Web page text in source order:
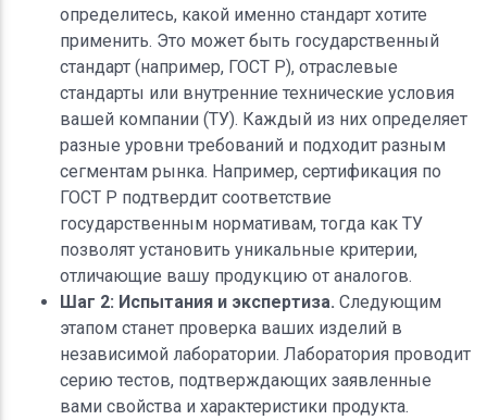
определитесь, какой именно стандарт хотите
применить. Это может быть государственный
стандарт (например, ГОСТ Р), отраслевые
стандарты или внутренние технические условия
вашей компании (ТУ). Каждый из них определяет
разные уровни требований и подходит разным
сегментам рынка. Например, сертификация по
ГОСТ Р подтвердит соответствие
государственным нормативам, тогда как ТУ
позволят установить уникальные критерии,
отличающие вашу продукцию от аналогов.
Шаг 2: Испытания и экспертиза. Следующим
этапом станет проверка ваших изделий в
независимой лаборатории. Лаборатория проводит
серию тестов, подтверждающих заявленные
вами свойства и характеристики продукта.